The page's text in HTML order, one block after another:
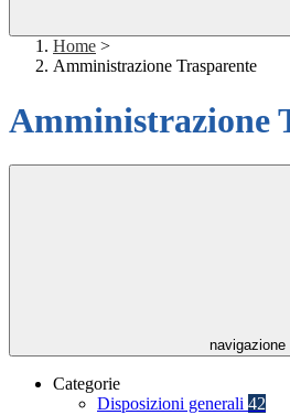
Home >
Amministrazione Trasparente
Amministrazione
navigazione
Categorie
Disposizioni generali 42